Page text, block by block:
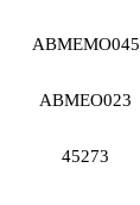
ABMEMO045
ABMEO023
45273